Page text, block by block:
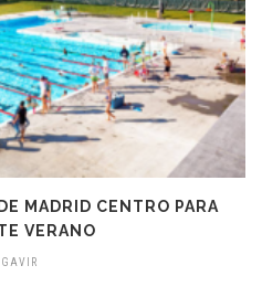
MADRID CENTRO PARA
VERANO